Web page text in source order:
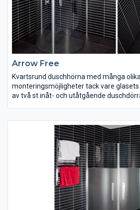
Arrow Free
Kvartsrund duschhörna med många olika
monteringsmöjligheter tack vare
av två st inåt- och utåtgående
100 mm till 1000 mm. Duschdörrarna är
klart glas. Bredd 800 mm. Höjd 1900 mm.